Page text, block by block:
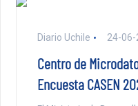
Diario Uchile 24-06-
Centro de
Encuesta CASEN